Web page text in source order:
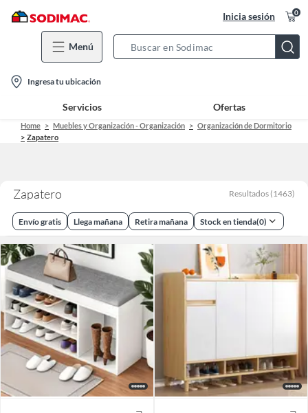
Inicia sesión 0
Menú
Bar
location-
icon
Ingresa tu ubicación
Servicios Ofertas
Home Muebles y Organización - Organización
Organización de Dormitorio
Zapatero
Zapatero Resultados (1463)
Envío gratis Llega mañana Retira mañana Stock en tienda(0)